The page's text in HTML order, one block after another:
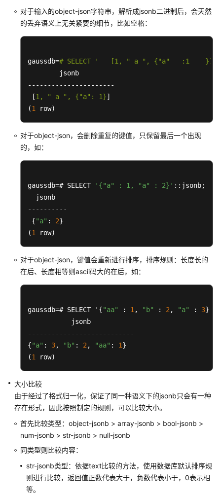
型
位
类
型
UUID
JSON/JSONB
型
HLL
型
范
围
类
象
识
符
伪
类
型
XML
类
XMLTYPE
对于输入的object-json字符串，解析成jsonb二进制后，会天然
的丢弃语义上无关紧要的细节，比如空格：
gaussdb=# SELECT '   [1, " a ", {"a"   :1    }]
        jsonb
----------------------
[1, " a " , {"a" : 1}]
(1 row)
对于object-json，会删除重复的键值，只保留最后一个出现
的，如：
gaussdb=# SELECT '{"a" : 1, "a" : 2}' ::jsonb;
----------
{"a" : 2}
(1 row)
对于object-json，键值会重新进行排序，排序规则：长度长的
在后、长度相等则ascii码大的在后，如：
gaussdb=# SELECT '{"aa" : 1 , "b" : 2 , "a" : 3
           jsonb
---------------------------
{"a" : 3, "b" : 2 , "aa" : 1}
(1 row)
大小比较
由于经过了格式归一化，保证了同一种语义下的jsonb只会有一种
存在形式，因此按照制定的规则，可以比较大小。
首先比较类型：object-jsonb > array-jsonb > bool-jsonb >
num-jsonb > str-jsonb > null-jsonb
同类型则比较内容：
str-jsonb类型：依据text比较的方法，使用数据库默认排序规
则进行比较，返回值正数代表大于，负数代表小于，0表示相
等。